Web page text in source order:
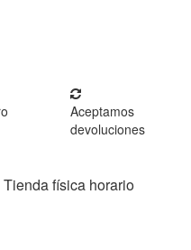
Aceptamos
devoluciones
física horario